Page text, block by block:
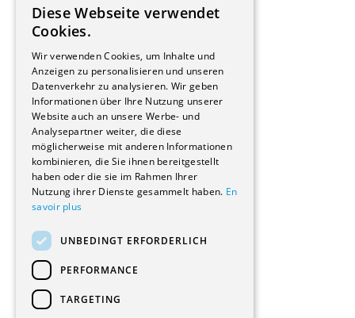
Hersteller/Lieferanten
Bauherrschaften
Immobilienverwaltungsgesellschaften
Stockwerkeigentum
Reportagen
Wohnungen
Renovierungen
Innere Umbauten
Gastgewerbe und Tourismus
Verwaltungsgebäude und Geschäfte
Schuleinrichtungen
Medizinische Einrichtungen
Kultur - Sport - Freizeit
Industrie - Handwerk
Transport und Parkplätze
Diverse Bauten
FRENCH
Diese Webseite verwendet
Cookies.
Wir verwenden Cookies, um Inhalte und
Anzeigen zu personalisieren und unseren
Datenverkehr zu analysieren. Wir geben
Informationen über Ihre Nutzung unserer
Website auch an unsere Werbe- und
Analysepartner weiter, die diese
möglicherweise mit anderen Informationen
kombinieren, die Sie ihnen bereitgestellt
haben oder die sie im Rahmen Ihrer
Nutzung ihrer Dienste gesammelt haben. En
savoir plus
UNBEDINGT ERFORDERLICH
PERFORMANCE
TARGETING